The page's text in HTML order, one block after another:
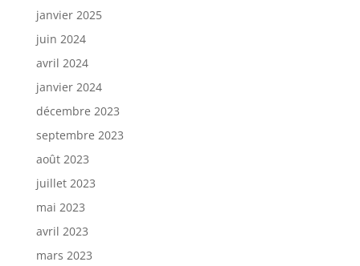
janvier 2025
juin 2024
avril 2024
janvier 2024
décembre 2023
septembre 2023
août 2023
juillet 2023
mai 2023
avril 2023
mars 2023